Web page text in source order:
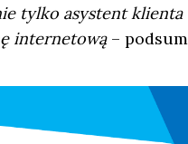
tylko asystent
internetową –